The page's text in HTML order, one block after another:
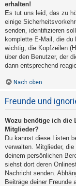
erhalten!
Es tut uns leid, das zu
einige
senden, identifizieren
komplette E-Mail, die
wichtig, die Kopfzeilen
über den Benutzer, der
dann entsprechend
Nach oben
Freunde und
Wozu benötige ich die
Mitglieder?
Du kannst diese Listen
verwalten. Mitglieder,
deinem persönlichen
siehst dort deren
Nachricht senden.
Beiträge deiner Freunde